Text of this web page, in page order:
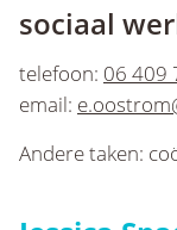
sociaal
telefoon: 06 409
email:
Andere taken: